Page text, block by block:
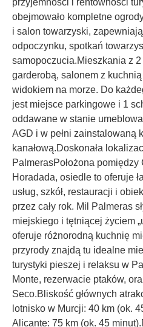
przyjemności i rentowności
obejmowało kompletne
i salon towarzyski,
odpoczynku, spotkań
samopoczucia.Mieszkania z
garderobą, salonem z
widokiem na morze. Do
jest miejsce parkingowe i 1
oddawane w stanie
AGD i w pełni zainstalowaną
kanałową.Doskonała
PalmerasPołożona
Horadada, osiedle to oferuje
usług, szkół, restauracji i
przez cały rok. Mil Palmeras
miejskiego i tętniącej życiem
oferuje różnorodną kuchnię
przyrody znajdą tu idealne
turystyki pieszej i relaksu w
Monte, rezerwacie ptaków,
Seco.Bliskość głównych
lotnisko w Murcji: 40 km (ok.
Alicante: 75 km (ok. 45